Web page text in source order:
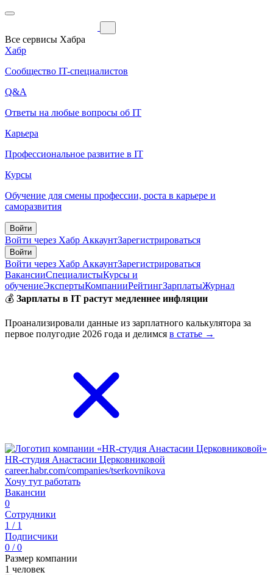
Все сервисы Хабра
Хабр
Сообщество IT-специалистов
Q&A
Ответы на любые вопросы об IT
Карьера
Профессиональное развитие в IT
Курсы
Обучение для смены профессии, роста в карьере и
саморазвития
Войти
Войти через Хабр АккаунтЗарегистрироваться
Войти
Войти через Хабр АккаунтЗарегистрироваться
ВакансииСпециалистыКурсы и
обучениеЭкспертыКомпанииРейтингЗарплатыЖурнал
💰 Зарплаты в IT растут медленнее инфляции
Проанализировали данные из зарплатного калькулятора за
первое полугодие 2026 года и делимся в статье →
HR-студия Анастасии Церковниковой
career.habr.com/companies/tserkovnikova
Хочу тут работать
Вакансии
0
Сотрудники
1 / 1
Подписчики
0 / 0
Размер компании
1 человек